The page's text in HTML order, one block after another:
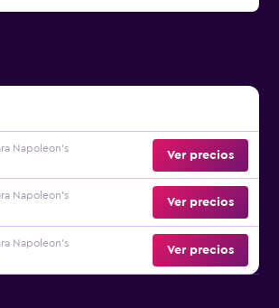
Napoleon's
Ver precios
Napoleon's
Ver precios
Napoleon's
Ver precios